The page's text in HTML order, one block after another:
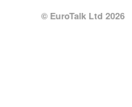
© EuroTalk Ltd 2026